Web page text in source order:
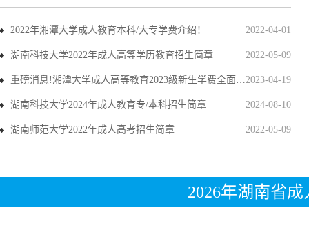
2022-04-01
2022年湘潭大学成人教育本科/大专学费介绍！
2022-05-09
湖南科技大学2022年成人高等学历教育招生简章
2023-04-19
重磅消息!湘潭大学成人高等教育2023级新生学费全面上调
2024-08-10
湖南科技大学2024年成人教育专/本科招生简章
2022-05-09
湖南师范大学2022年成人高考招生简章
2026年湖南省